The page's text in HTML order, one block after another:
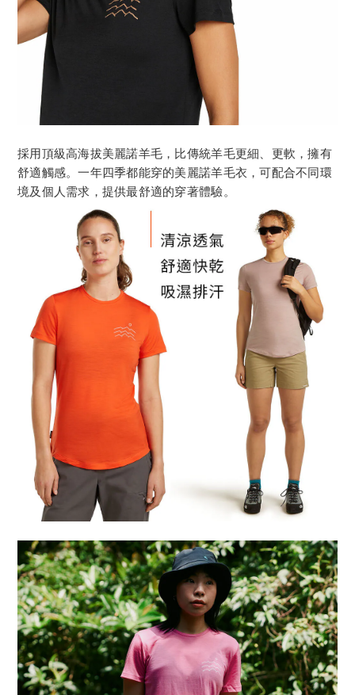
採用頂級高海拔美麗諾羊毛，比傳統羊毛更細、更軟，擁有
舒適觸感。一年四季都能穿的美麗諾羊毛衣，可配合不同環
境及個人需求，提供最舒適的穿著體驗。